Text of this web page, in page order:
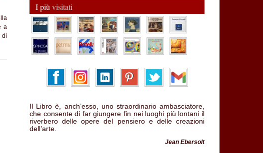
a
di
I più visitati
Il Libro è, anch’esso, uno straordinario ambasciatore,
che consente di far giungere fin nei luoghi più lontani il
riverbero delle opere del pensiero e delle creazioni
dell’arte.
Jean Ebersolt